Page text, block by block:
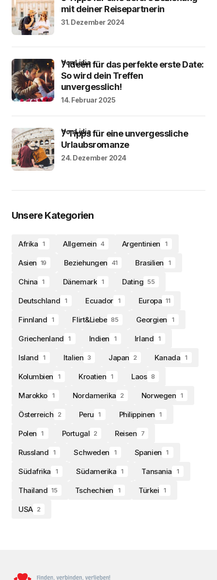
mit deiner Reisepartnerin
31. Dezember 2024
7 Ideen für das perfekte erste Date:
So wird dein Treffen
unvergesslich!
von Lidia
14. Februar 2025
7 Tipps für eine unvergessliche
Urlaubsromanze
von Lidia
24. Dezember 2024
Unsere Kategorien
Afrika 1 Allgemein 4 Argentinien 1
Asien 19 Beziehungen 41 Brasilien 1
China 1 Dänemark 1 Dating 55
Deutschland 1 Ecuador 1 Europa 11
Finnland 1 Flirt&Liebe 85 Georgien 1
Griechenland 1 Indien 1 Irland 1
Island 1 Italien 3 Japan 2 Kanada 1
Kolumbien 1 Kroatien 1 Laos 8
Marokko 1 Nordamerika 2 Norwegen 1
Österreich 2 Peru 1 Philippinen 1
Polen 1 Portugal 2 Reisen 7
Russland 1 Schweden 1 Spanien 1
Südafrika 1 Südamerika 1 Tansania 1
Thailand 15 Tschechien 1 Türkei 1
USA 2